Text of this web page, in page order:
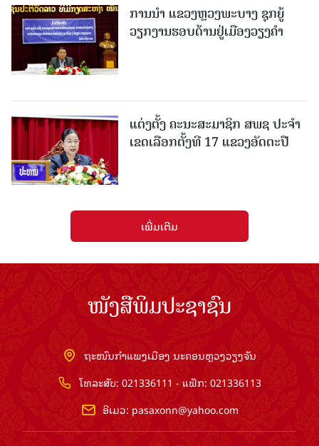
ການນຳ ແຂວງຫຼວງພະບາງ ຊຸກຍູ້
ວຽກງານຮອບດ້ານຢູ່ເມືອງວຽງຄໍາ
ແຕ່ງຕັ້ງ ຄະນະສະມາຊິກ ສພຊ ປະຈຳ
ເຂດເລືອກຕັ້ງທີ 17 ແຂວງອັດຕະປື
ເພີ່ມເຕີມ
ໜັງສືພິມປະຊາຊົນ
ຖະໜົນກຳແພງເມືອງ ນະຄອນຫຼວງວຽງຈັນ
ໂທລະສັບ: 021336111 - ແຟັກ: 021336113
ອີເມວ: pasaxonn@yahoo.com